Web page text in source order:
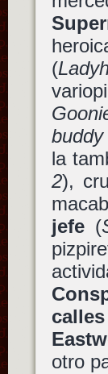
(
la
2),
jefe(
calles
otro